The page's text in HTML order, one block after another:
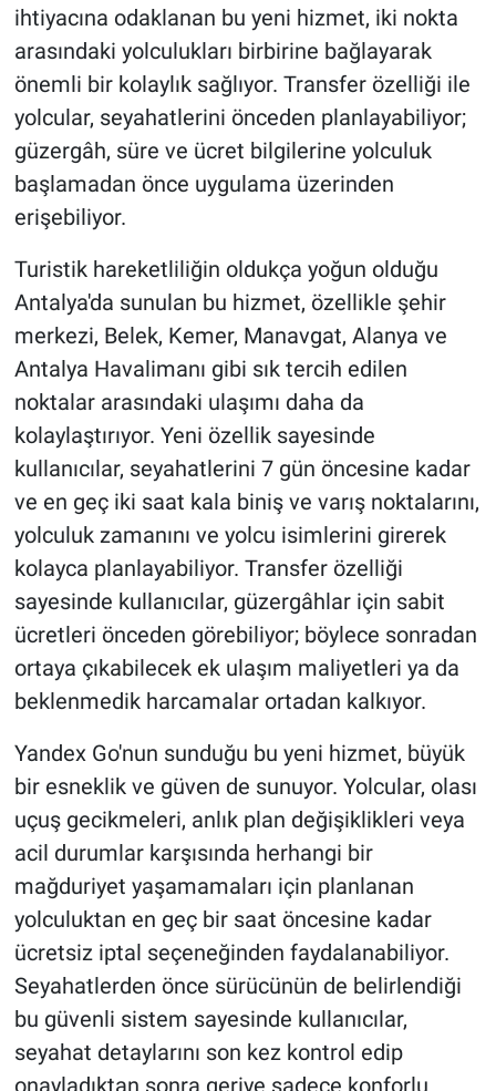
ihtiyacına odaklanan bu yeni hizmet, iki nokta
arasındaki yolculukları birbirine bağlayarak
önemli bir kolaylık sağlıyor. Transfer özelliği ile
yolcular, seyahatlerini önceden planlayabiliyor;
güzergâh, süre ve ücret bilgilerine yolculuk
başlamadan önce uygulama üzerinden
erişebiliyor.
Turistik hareketliliğin oldukça yoğun olduğu
Antalya'da sunulan bu hizmet, özellikle şehir
merkezi, Belek, Kemer, Manavgat, Alanya ve
Antalya Havalimanı gibi sık tercih edilen
noktalar arasındaki ulaşımı daha da
kolaylaştırıyor. Yeni özellik sayesinde
kullanıcılar, seyahatlerini 7 gün öncesine kadar
ve en geç iki saat kala biniş ve varış noktalarını,
yolculuk zamanını ve yolcu isimlerini girerek
kolayca planlayabiliyor. Transfer özelliği
sayesinde kullanıcılar, güzergâhlar için sabit
ücretleri önceden görebiliyor; böylece sonradan
ortaya çıkabilecek ek ulaşım maliyetleri ya da
beklenmedik harcamalar ortadan kalkıyor.
Yandex Go'nun sunduğu bu yeni hizmet, büyük
bir esneklik ve güven de sunuyor. Yolcular, olası
uçuş gecikmeleri, anlık plan değişiklikleri veya
acil durumlar karşısında herhangi bir
mağduriyet yaşamamaları için planlanan
yolculuktan en geç bir saat öncesine kadar
ücretsiz iptal seçeneğinden faydalanabiliyor.
Seyahatlerden önce sürücünün de belirlendiği
bu güvenli sistem sayesinde kullanıcılar,
seyahat detaylarını son kez kontrol edip